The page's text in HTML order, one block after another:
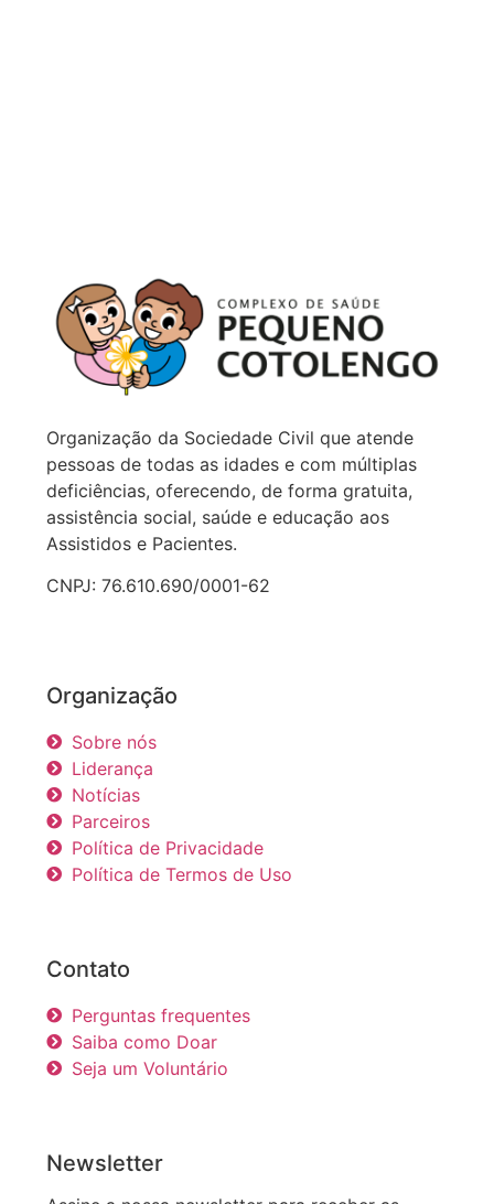
Organização da Sociedade Civil que atende
pessoas de todas as idades e com múltiplas
deficiências, oferecendo, de forma gratuita,
assistência social, saúde e educação aos
Assistidos e Pacientes.
CNPJ: 76.610.690/0001-62
Organização
Sobre nós
Liderança
Notícias
Parceiros
Política de Privacidade
Política de Termos de Uso
Contato
Perguntas frequentes
Saiba como Doar
Seja um Voluntário
Newsletter